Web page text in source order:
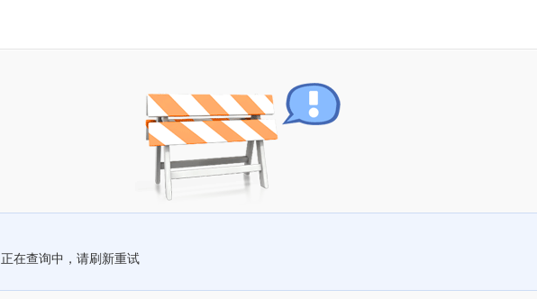
正在查询中，请刷新重试